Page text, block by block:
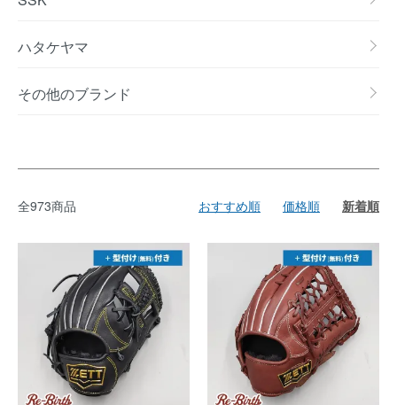
ハタケヤマ
その他のブランド
全973商品 おすすめ順 価格順 新着順